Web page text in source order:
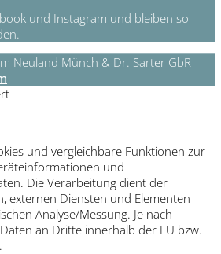
und Instagram und bleiben so
Neuland Münch & Dr. Sarter GbR
und vergleichbare Funktionen zur
und
Die Verarbeitung dient der
externen Diensten und Elementen
Analyse/Messung. Je nach
an Dritte innerhalb der EU bzw.